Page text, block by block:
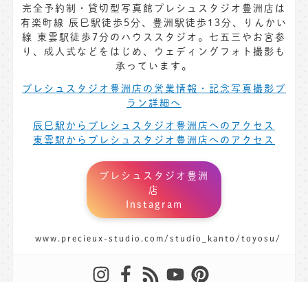
完全予約制・貸切型写真館プレシュスタジオ豊洲店は
有楽町線 辰巳駅徒歩5分、豊洲駅徒歩13分、りんかい
線 東雲駅徒歩7分のハウススタジオ。七五三やお宮参
り、成人式などをはじめ、ウェディングフォト撮影も
承っています。
プレシュスタジオ豊洲店の営業情報・記念写真撮影プ
ラン詳細へ
辰巳駅からプレシュスタジオ豊洲店へのアクセス
東雲駅からプレシュスタジオ豊洲店へのアクセス
プレシュスタジオ豊洲
店
Instagram
www.precieux-studio.com/studio_kanto/toyosu/